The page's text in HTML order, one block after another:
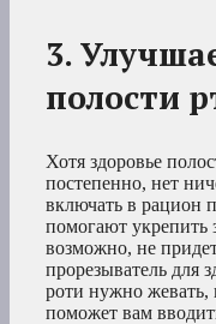
3.
полости
Хотя здоровье
постепенно, нет
включать в рацион
помогают укрепить
возможно, не
прорезыватель для
роти нужно жевать,
поможет вам